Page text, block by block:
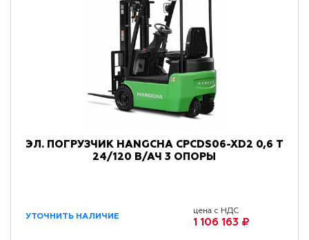
ЭЛ. ПОГРУЗЧИК HANGCHA CPCDS06-XD2 0,6 Т
24/120 В/АЧ 3 ОПОРЫ
УТОЧНИТЬ НАЛИЧИЕ
цена с НДС
1 106 163 ₽